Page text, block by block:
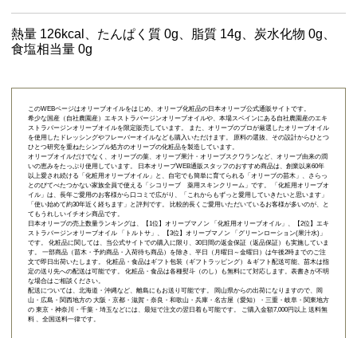
熱量 126kcal、たんぱく質 0g、脂質 14g、炭水化物 0g、
食塩相当量 0g
このWEBページはオリーブオイルをはじめ、オリーブ化粧品の日本オリーブ公式通販サイトです。
希少な国産（自社農園産）エキストラバージンオリーブオイルや、本場スペインにある自社農園産のエキ
ストラバージンオリーブオイルを限定販売しています。 また、オリーブのプロが厳選したオリーブオイル
を使用したドレッシングやフレーバーオイルなども購入いただけます。 原料の選抜、その設計からひとつ
ひとつ研究を重ねたシンプル処方のオリーブの化粧品を製造しています。
オリーブオイルだけでなく、オリーブの葉、オリーブ果汁・オリーブスクワランなど、オリーブ由来の潤
いの恵みをたっぷり使用しています。 日本オリーブWEB通販スタッフのおすすめ商品は、創業以来60年
以上愛され続ける「 化粧用オリーブオイル 」と、自宅でも簡単に育てられる「 オリーブの苗木 」、さらっ
とのびてべたつかない家族全員で使える「 シコリーブ 薬用スキンクリーム 」です。 「化粧用オリーブオ
イル」は、長年ご愛用のお客様から口コミで広がり、「これからもずっと愛用していきたいと思います」
「使い始めて約30年近く経ちます」と評判です。 比較的長くご愛用いただいているお客様が多いのが、と
てもうれしいイチオシ商品です。
日本オリーブの売上数量ランキングは、【1位】オリーブマノン 「 化粧用オリーブオイル 」、【2位】
エキ
ストラバージンオリーブオイル 「トルトサ」
、【3位】 オリーブマノン 「グリーンローション(果汁水)」
です。 化粧品に関しては、当公式サイトでの購入に限り、 30日間の返金保証（返品保証）
も実施していま
す。 一部商品（苗木・予約商品・入荷待ち商品）を除き、平日（月曜日～金曜日）は午後2時までのご注
文で即日出荷いたします。 化粧品・食品はギフト包装（ギフトラッピング）＆ギフト配送可能、苗木は指
定の送り先への配送は可能です。 化粧品・食品は各種熨斗（のし）も無料にて対応します。表書きが不明
な場合はご相談ください。
配送については、北海道・沖縄など、離島にもお送り可能です。 岡山県からの出荷になりますので、岡
山・広島・関西地方の 大阪・京都・滋賀・奈良・和歌山・兵庫・名古屋（愛知）・三重・岐阜・関東地方
の 東京・神奈川・千葉・埼玉などには、最短で注文の翌日着も可能です。 ご購入金額7,000円以上 送料無
料 、全国送料一律です。